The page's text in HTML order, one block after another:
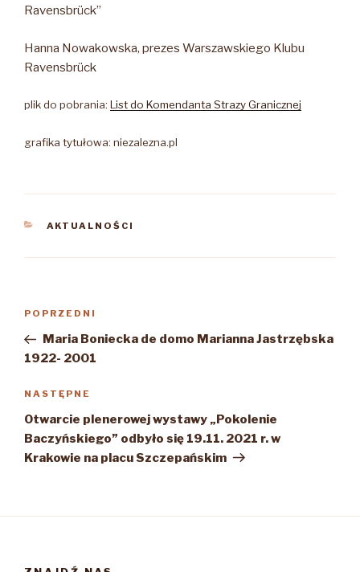
Ravensbrück”
Hanna Nowakowska, prezes Warszawskiego Klubu
Ravensbrück
plik do pobrania: List do Komendanta Strazy Granicznej
grafika tytułowa: niezalezna.pl
KATEGORIE
AKTUALNOŚCI
Poprzedni
wpis
POPRZEDNI
Maria Boniecka de domo Marianna Jastrzębska
1922- 2001
Następny
wpis
NASTĘPNE
Otwarcie plenerowej wystawy „Pokolenie
Baczyńskiego” odbyło się 19.11. 2021 r. w
Krakowie na placu Szczepańskim